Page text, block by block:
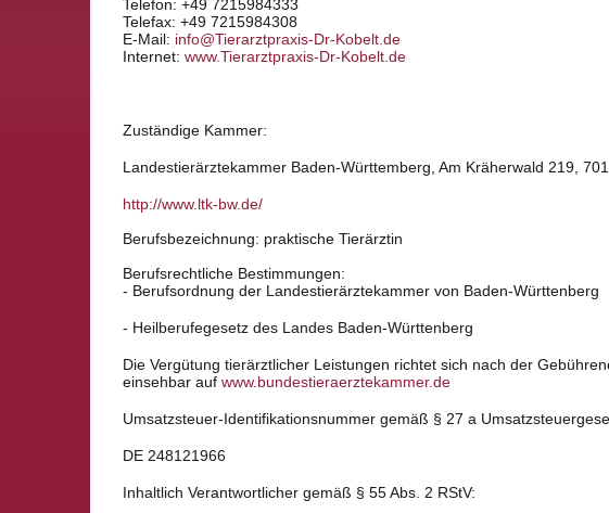
Telefon: +49 7215984333
Telefax: +49 7215984308
E-Mail: info@Tierarztpraxis-Dr-Kobelt.de
Internet: www.Tierarztpraxis-Dr-Kobelt.de
Zuständige Kammer:
Landestierärztekammer Baden-Württemberg, Am Kräherwald 219,
http://www.ltk-bw.de/
Berufsbezeichnung: praktische Tierärztin
Berufsrechtliche Bestimmungen:
- Berufsordnung der Landestierärztekammer von Baden-Württenberg
- Heilberufegesetz des Landes Baden-Württenberg
Die Vergütung tierärztlicher Leistungen richtet sich nach der
einsehbar auf www.bundestieraerztekammer.de
Umsatzsteuer-Identifikationsnummer gemäß § 27 a
DE 248121966
Inhaltlich Verantwortlicher gemäß § 55 Abs. 2 RStV: